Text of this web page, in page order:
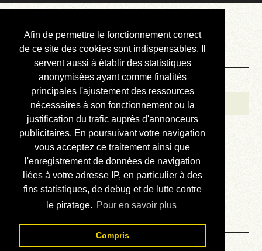
Afin de permettre le fonctionnement correct
de ce site des cookies sont indispensables. Il
servent aussi à établir des statistiques
anonymisées ayant comme finalités
principales l'ajustement des ressources
nécessaires à son fonctionnement ou la
justification du trafic auprès d'annonceurs
publicitaires. En poursuivant votre navigation
vous acceptez ce traitement ainsi que
l'enregistrement de données de navigation
liées à votre adresse IP, en particulier à des
fins statistiques, de debug et de lutte contre
le piratage. Pour en savoir plus
Compris
Courbis, « LE »
Blog Officiel
Bienvenue
Réalisations
Divers (et d’été)
Annonces
Liens externes
Téléchargement
Contact